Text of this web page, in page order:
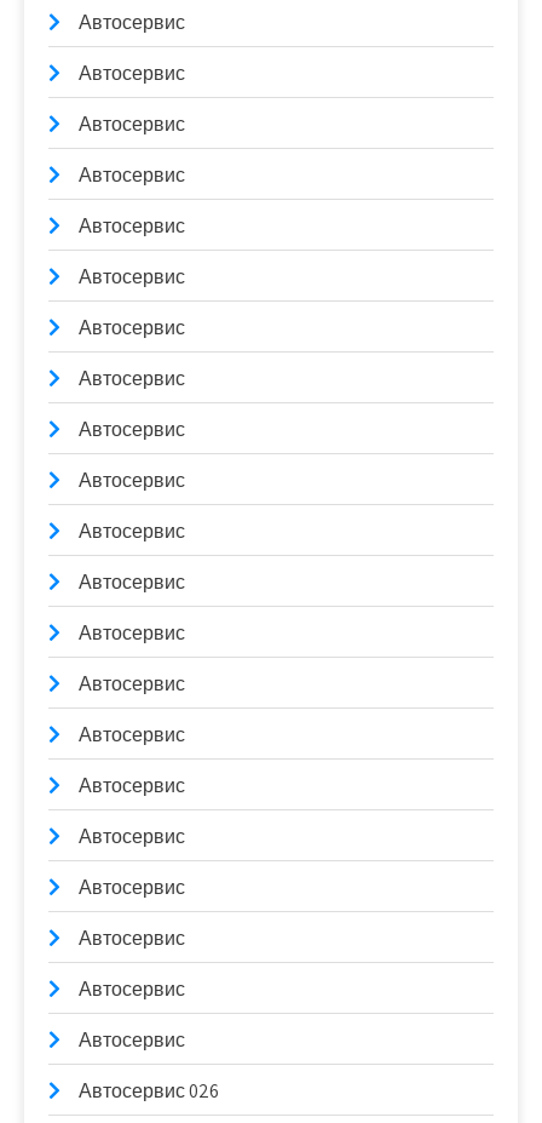
Автосервис
Автосервис
Автосервис
Автосервис
Автосервис
Автосервис
Автосервис
Автосервис
Автосервис
Автосервис
Автосервис
Автосервис
Автосервис
Автосервис
Автосервис
Автосервис
Автосервис
Автосервис
Автосервис
Автосервис
Автосервис
Автосервис 026